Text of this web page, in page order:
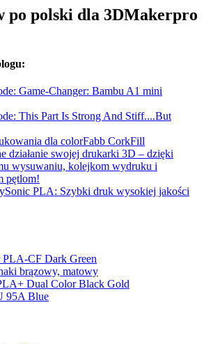
po polski dla 3DMakerpro
Game-Changer: Bambu A1 mini
This Part Is Strong And Stiff....But
dla colorFabb CorkFill
działanie swojej drukarki 3D – dzięki
wysuwaniu, kolejkom wydruku i
pętlom!
PLA: Szybki druk wysokiej jakości
CF Dark Green
brązowy, matowy
Dual Color Black Gold
95A Blue